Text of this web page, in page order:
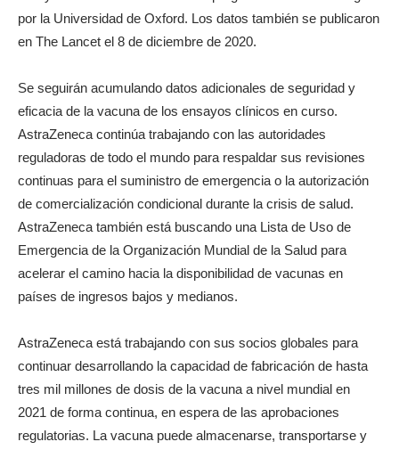
por la Universidad de Oxford. Los datos también se publicaron
en The Lancet el 8 de diciembre de 2020.
Se seguirán acumulando datos adicionales de seguridad y
eficacia de la vacuna de los ensayos clínicos en curso.
AstraZeneca continúa trabajando con las autoridades
reguladoras de todo el mundo para respaldar sus revisiones
continuas para el suministro de emergencia o la autorización
de comercialización condicional durante la crisis de salud.
AstraZeneca también está buscando una Lista de Uso de
Emergencia de la Organización Mundial de la Salud para
acelerar el camino hacia la disponibilidad de vacunas en
países de ingresos bajos y medianos.
AstraZeneca está trabajando con sus socios globales para
continuar desarrollando la capacidad de fabricación de hasta
tres mil millones de dosis de la vacuna a nivel mundial en
2021 de forma continua, en espera de las aprobaciones
regulatorias. La vacuna puede almacenarse, transportarse y